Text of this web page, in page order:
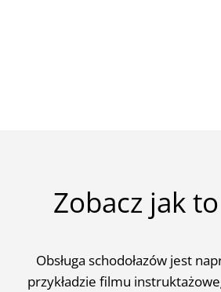
Zobacz jak to
Obsługa schodołazów jest
przykładzie filmu